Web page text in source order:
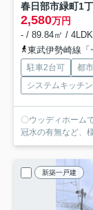
春日部市緑町1
2,580万円
- / 89.84㎡ /
東武伊勢崎線
駐車2台可 都
システムキッチン
〇ウッディホームでの住宅探しは？ ■
冠水の有無など、
新築一戸建